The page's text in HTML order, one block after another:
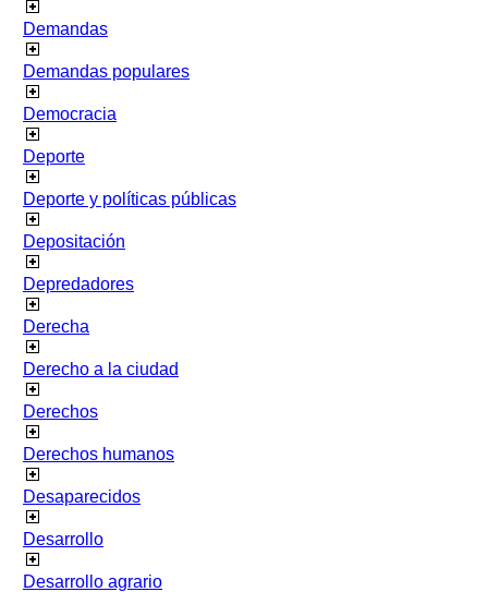
Demandas
Demandas populares
Democracia
Deporte
Deporte y políticas públicas
Depositación
Depredadores
Derecha
Derecho a la ciudad
Derechos
Derechos humanos
Desaparecidos
Desarrollo
Desarrollo agrario